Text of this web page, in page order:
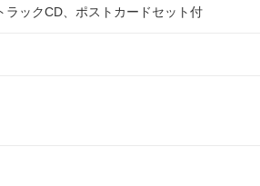
ラックCD、ポストカードセット付